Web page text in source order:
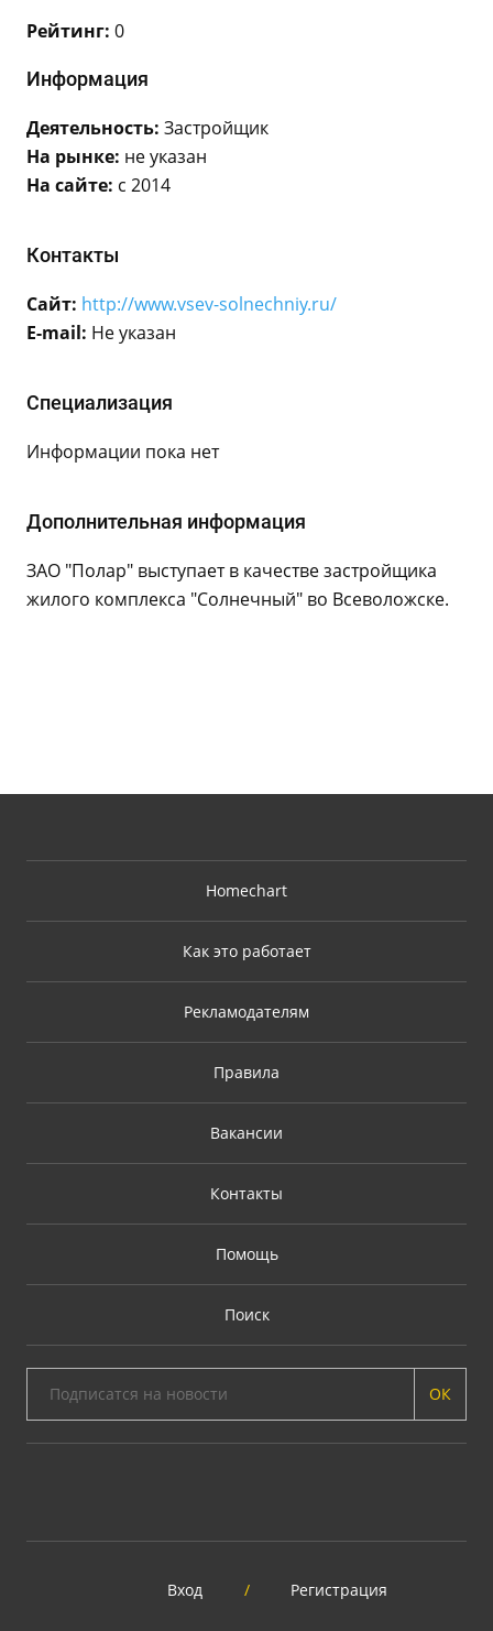
Рейтинг: 0
Информация
Деятельность: Застройщик
На рынке: не указан
На сайте: с 2014
Контакты
Сайт: http://www.vsev-solnechniy.ru/
E-mail: Не указан
Специализация
Информации пока нет
Дополнительная информация
ЗАО "Полар" выступает в качестве застройщика
жилого комплекса "Солнечный" во Всеволожске.
Homechart
Как это работает
Рекламодателям
Правила
Вакансии
Контакты
Помощь
Поиск
ОК
Вход / Регистрация